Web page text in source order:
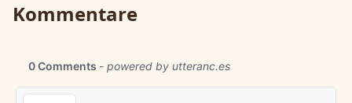
Kommentare